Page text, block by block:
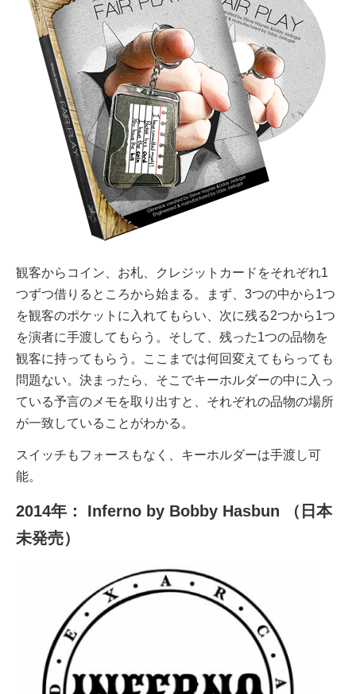
観客からコイン、お札、クレジットカードをそれぞれ1
つずつ借りるところから始まる。まず、3つの中から1つ
を観客のポケットに入れてもらい、次に残る2つから1つ
を演者に手渡してもらう。そして、残った1つの品物を
観客に持ってもらう。ここまでは何回変えてもらっても
問題ない。決まったら、そこでキーホルダーの中に入っ
ている予言のメモを取り出すと、それぞれの品物の場所
が一致していることがわかる。
スイッチもフォースもなく、キーホルダーは手渡し可
能。
2014年： Inferno by Bobby Hasbun （日本
未発売）